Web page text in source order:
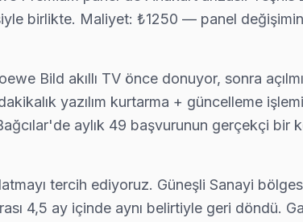
birlikte. Maliyet: ₺1250 — panel
Bild akıllı TV önce donuyor, sonra
yazılım kurtarma + güncelleme
aylık 49 başvurunun gerçekçi bir
tercih ediyoruz. Güneşli Sanayi
4,5 ay içinde aynı belirtiyle geri döndü.